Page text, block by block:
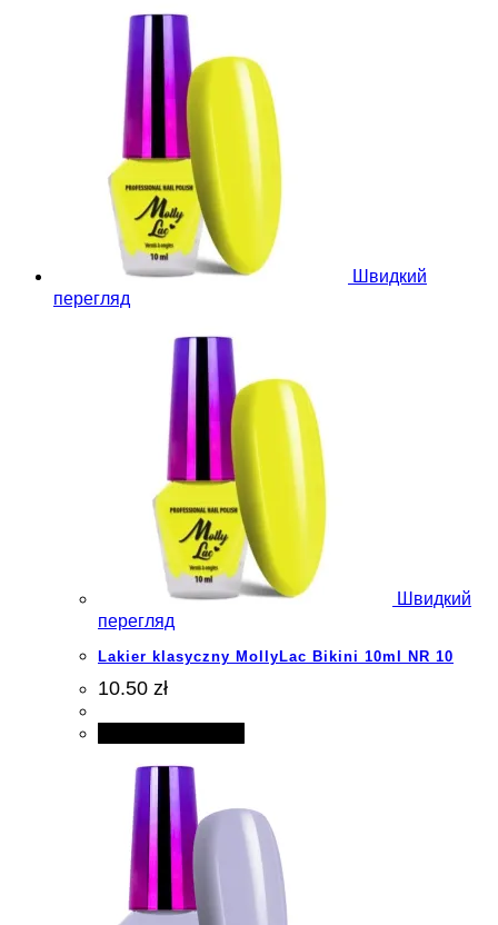
Швидкий
перегляд
Швидкий
перегляд
Lakier klasyczny MollyLac Bikini 10ml NR 10
10.50 zł